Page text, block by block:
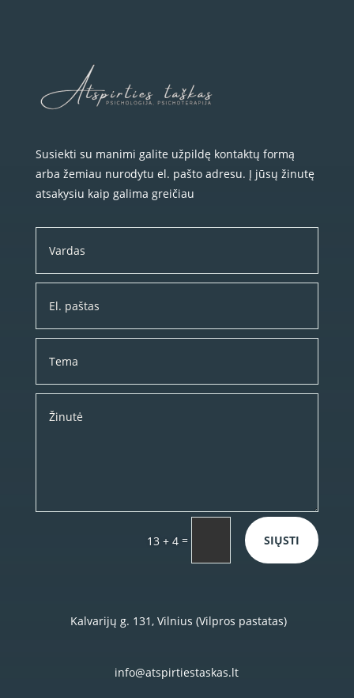
Susiekti su manimi galite užpildę kontaktų formą
arba žemiau nurodytu el. pašto adresu. Į jūsų žinutę
atsakysiu kaip galima greičiau
13 + 4 = SIŲSTI
Kalvarijų g. 131, Vilnius (Vilpros pastatas)
info@atspirtiestaskas.lt